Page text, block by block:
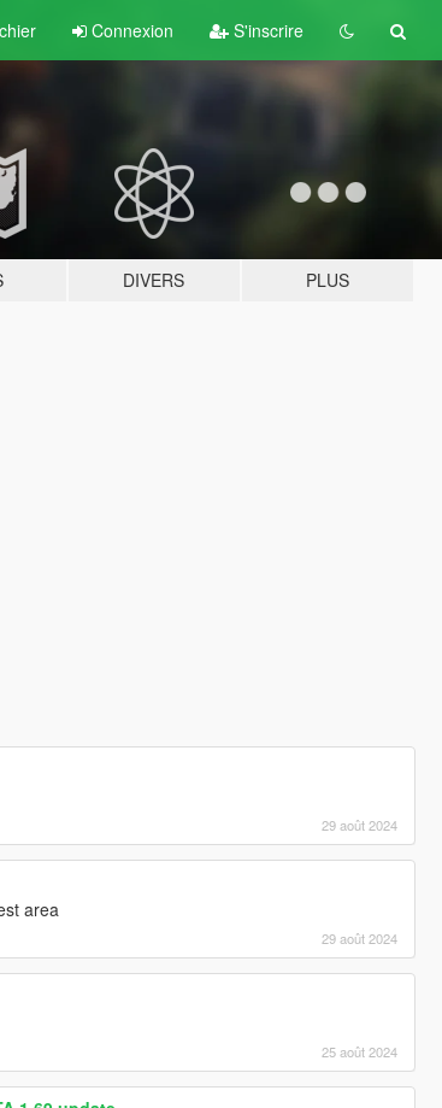
Connexion S'inscrire
DIVERS PLUS
29 août 2024
area
29 août 2024
25 août 2024